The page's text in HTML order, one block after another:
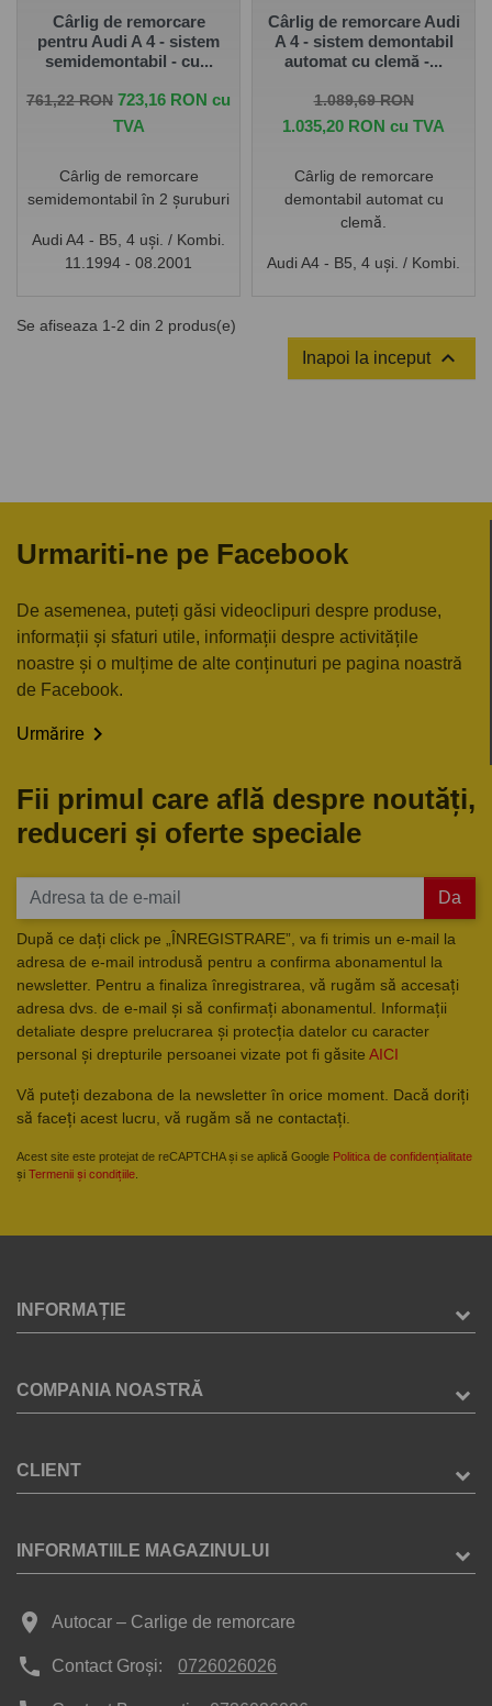
Cârlig de remorcare
pentru Audi A 4 - sistem
semidemontabil - cu...
Pret de baza
761,22 RON Pret
723,16 RON cu
TVA
Cârlig de remorcare
semidemontabil în 2 șuruburi
Audi A4 - B5, 4 uși. / Kombi.
11.1994 - 08.2001
Cârlig de remorcare Audi
A 4 - sistem demontabil
automat cu clemă -...
Pret de baza
1.089,69 RONPret
1.035,20 RON cu TVA
Cârlig de remorcare
demontabil automat cu
clemă.
Audi A4 - B5, 4 uși. / Kombi.
Se afiseaza 1-2 din 2 produs(e)
Inapoi la inceput 
Urmariti-ne pe Facebook
De asemenea, puteți găsi videoclipuri despre produse,
informații și sfaturi utile, informații despre activitățile
noastre și o mulțime de alte conținuturi pe pagina noastră
de Facebook.
Urmărire 
Fii primul care află despre noutăți,
reduceri și oferte speciale
Da
După ce dați click pe „ÎNREGISTRARE”, va fi trimis un e-mail la
adresa de e-mail introdusă pentru a confirma abonamentul la
newsletter. Pentru a finaliza înregistrarea, vă rugăm să accesați
adresa dvs. de e-mail și să confirmați abonamentul. Informații
detaliate despre prelucrarea și protecția datelor cu caracter
personal și drepturile persoanei vizate pot fi găsite AICI
Vă puteți dezabona de la newsletter în orice moment. Dacă doriți
să faceți acest lucru, vă rugăm să ne contactați.
Acest site este protejat de reCAPTCHA și se aplică Google Politica de confidențialitate
și Termenii și condițiile
INFORMAȚIE
COMPANIA NOASTRĂ
CLIENT
INFORMATIILE MAGAZINULUI
place Autocar – Carlige de remorcare
phone Contact Groși: 0726026026